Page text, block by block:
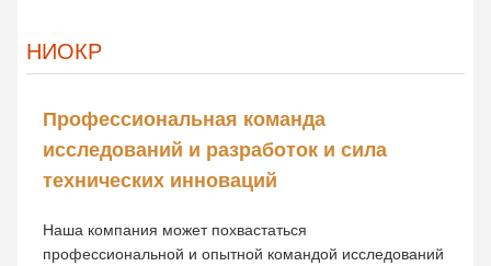
НИОКР
Профессиональная команда
исследований и разработок и сила
технических инноваций
Наша компания может похвастаться
профессиональной и опытной командой исследований